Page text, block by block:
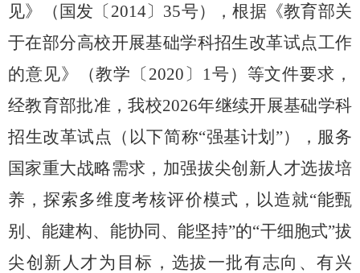
见》（国发〔 2014〕 35号），根据《教育部关
于在部分高校开展基础学科招生改革试点工作
的意见》（教学〔 2020 〕 1号）等文件要求，
经教育部批准，我校2026年继续开展基础学科
招生改革试点（以下简称“强基计划”），服务
国家重大战略需求，加强拔尖创新人才选拔培
养，探索多维度考核评价模式，以造就“能甄
别、能建构、能协同、能坚持”的“干细胞式”拔
尖创新人才为目标，选拔一批有志向、有兴